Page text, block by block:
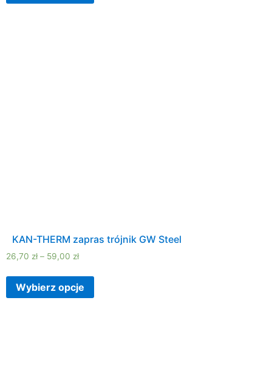
KAN-THERM zapras trójnik GW Steel
26,70 zł – 59,00 zł
Wybierz opcje